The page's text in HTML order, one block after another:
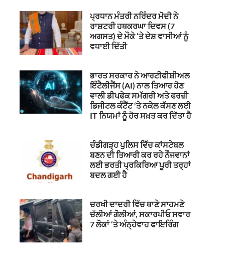
ਪ੍ਰਧਾਨ ਮੰਤਰੀ ਨਰਿੰਦਰ ਮੋਦੀ ਨੇ
ਰਾਸ਼ਟਰੀ ਹਥਕਰਘਾ ਦਿਵਸ (7
ਅਗਸਤ) ਦੇ ਮੌਕੇ ‘ਤੇ ਦੇਸ਼ ਵਾਸੀਆਂ ਨੂੰ
ਵਧਾਈ ਦਿੱਤੀ
ਭਾਰਤ ਸਰਕਾਰ ਨੇ ਆਰਟੀਫੀਸ਼ੀਅਲ
ਇੰਟੈਲੀਜੈਂਸ (AI) ਨਾਲ ਤਿਆਰ ਹੋਣ
ਵਾਲੀ ਡੀਪਫੇਕ ਸਮੱਗਰੀ ਅਤੇ ਫਰਜ਼ੀ
ਡਿਜੀਟਲ ਕੰਟੈਂਟ ‘ਤੇ ਨਕੇਲ ਕੱਸਣ ਲਈ
IT ਨਿਯਮਾਂ ਨੂੰ ਹੋਰ ਸਖ਼ਤ ਕਰ ਦਿੱਤਾ ਹੈ
ਚੰਡੀਗੜ੍ਹ ਪੁਲਿਸ ਵਿੱਚ ਕਾਂਸਟੇਬਲ
ਬਣਨ ਦੀ ਤਿਆਰੀ ਕਰ ਰਹੇ ਨੌਜਵਾਨਾਂ
ਲਈ ਭਰਤੀ ਪ੍ਰਕਿਰਿਆ ਪੂਰੀ ਤਰ੍ਹਾਂ
ਬਦਲ ਗਈ ਹੈ
ਚਰਖੀ ਦਾਦਰੀ ਵਿੱਚ ਥਾਣੇ ਸਾਹਮਣੇ
ਚੱਲੀਆਂ ਗੋਲੀਆਂ, ਸਕਾਰਪੀਓ ਸਵਾਰ
7 ਲੋਕਾਂ ‘ਤੇ ਅੰਨ੍ਹੇਵਾਹ ਫਾਇਰਿੰਗ